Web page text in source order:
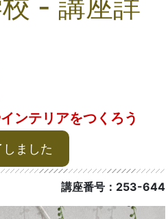
ンテリアをつくろう
ました
講座番号：253-644